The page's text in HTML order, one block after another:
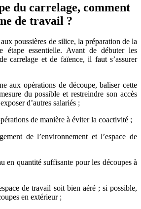
du carrelage, comment
de travail ?
poussières de silice, la préparation de la
étape essentielle. Avant de débuter les
carrelage et de faïence, il faut s’assurer
aux opérations de découpe, baliser cette
du possible et restreindre son accès
d’autres salariés ;
de manière à éviter la coactivité ;
de l’environnement et l’espace de
en quantité suffisante pour les découpes à
de travail soit bien aéré ; si possible,
en extérieur ;